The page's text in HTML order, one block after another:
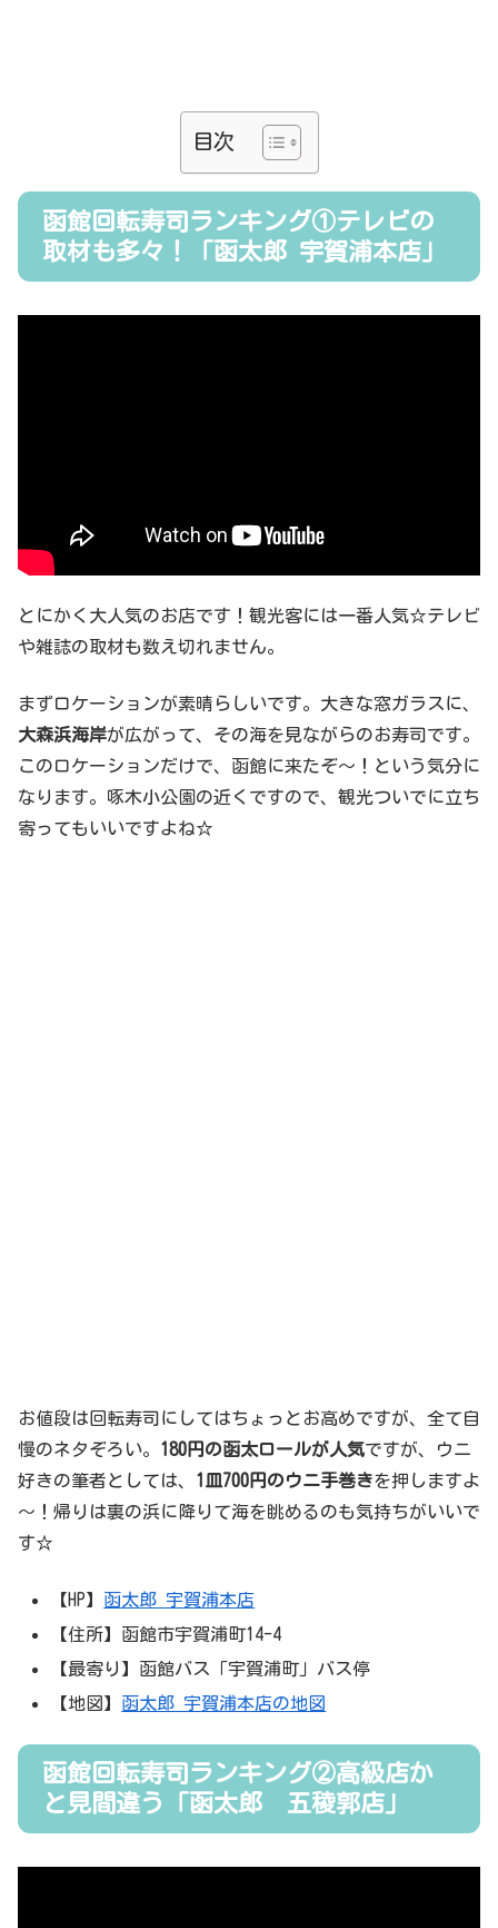
目次
函館回転寿司ランキング①テレビの
取材も多々！「函太郎 宇賀浦本店」
とにかく大人気のお店です！観光客には一番人気☆テレビ
や雑誌の取材も数え切れません。
まずロケーションが素晴らしいです。大きな窓ガラスに、
大森浜海岸が広がって、その海を見ながらのお寿司です。
このロケーションだけで、函館に来たぞ～！という気分に
なります。啄木小公園の近くですので、観光ついでに立ち
寄ってもいいですよね☆
お値段は回転寿司にしてはちょっとお高めですが、全て自
慢のネタぞろい。 180円の函太ロールが人気ですが、ウニ
好きの筆者としては、 1皿700円のウニ手巻きを押しますよ
～！帰りは裏の浜に降りて海を眺めるのも気持ちがいいで
す☆
【HP】 函太郎 宇賀浦本店
【住所】函館市宇賀浦町14-4
【最寄り】函館バス「宇賀浦町」バス停
【地図】 函太郎 宇賀浦本店の地図
函館回転寿司ランキング②高級店か
と見間違う「函太郎 五稜郭店」